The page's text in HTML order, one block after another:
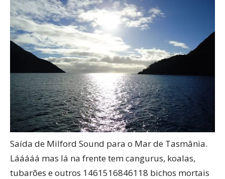
Saída de Milford Sound para o Mar de Tasmânia.
Lááááá mas lá na frente tem cangurus, koalas,
tubarões e outros 1461516846118 bichos mortais